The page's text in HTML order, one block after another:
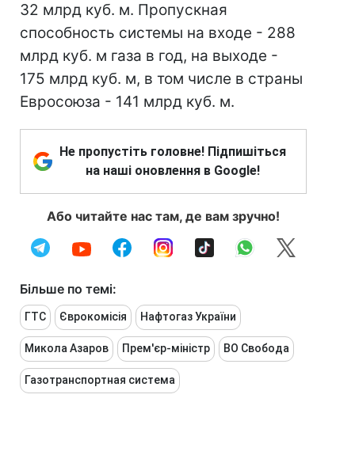
32 млрд куб. м. Пропускная
способность системы на входе - 288
млрд куб. м газа в год, на выходе -
175 млрд куб. м, в том числе в страны
Евросоюза - 141 млрд куб. м.
Не пропустіть головне! Підпишіться
на наші оновлення в Google!
Або читайте нас там, де вам зручно!
Більше по темі:
ГТС Єврокомісія Нафтогаз України
Микола Азаров Прем'єр-міністр ВО Свобода
Газотранспортная система